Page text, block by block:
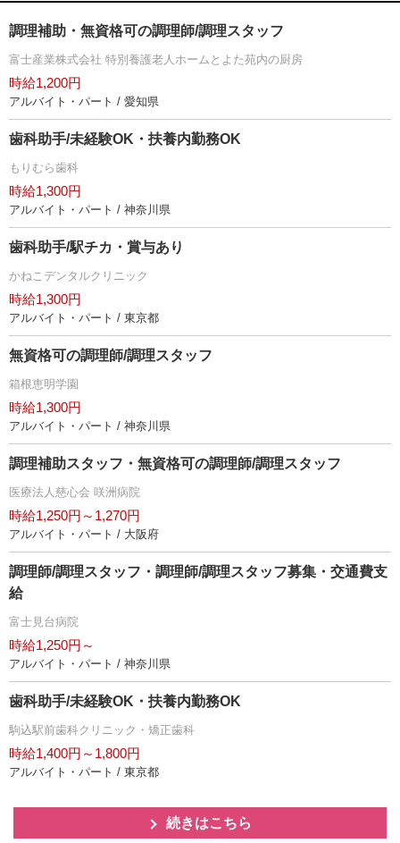
調理補助・無資格可の調理師/調理スタッフ
富士産業株式会社 特別養護老人ホームとよた苑内の厨房
時給1,200円
アルバイト・パート / 愛知県
歯科助手/未経験OK・扶養内勤務OK
もりむら歯科
時給1,300円
アルバイト・パート / 神奈川県
歯科助手/駅チカ・賞与あり
かねこデンタルクリニック
時給1,300円
アルバイト・パート / 東京都
無資格可の調理師/調理スタッフ
箱根恵明学園
時給1,300円
アルバイト・パート / 神奈川県
調理補助スタッフ・無資格可の調理師/調理スタッフ
医療法人慈心会 咲洲病院
時給1,250円～1,270円
アルバイト・パート / 大阪府
調理師/調理スタッフ・調理師/調理スタッフ募集・交通費支
給
富士見台病院
時給1,250円～
アルバイト・パート / 神奈川県
歯科助手/未経験OK・扶養内勤務OK
駒込駅前歯科クリニック・矯正歯科
時給1,400円～1,800円
アルバイト・パート / 東京都
続きはこちら